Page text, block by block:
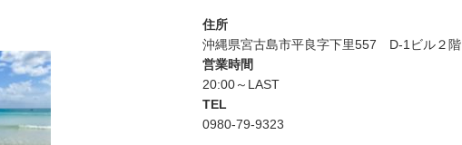
住所
沖縄県宮古島市平良字下里557 D-1ビル２階
営業時間
20:00～LAST
TEL
0980-79-9323